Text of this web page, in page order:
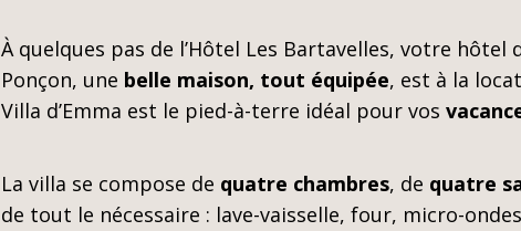
À quelques pas de l’Hôtel Les Bartavelles, votre hôtel
Ponçon, une belle maison, tout équipée, est à la
Villa d’Emma est le pied-à-terre idéal pour vos
La villa se compose de quatre chambres, de quatre
de tout le nécessaire : lave-vaisselle, four, micro-